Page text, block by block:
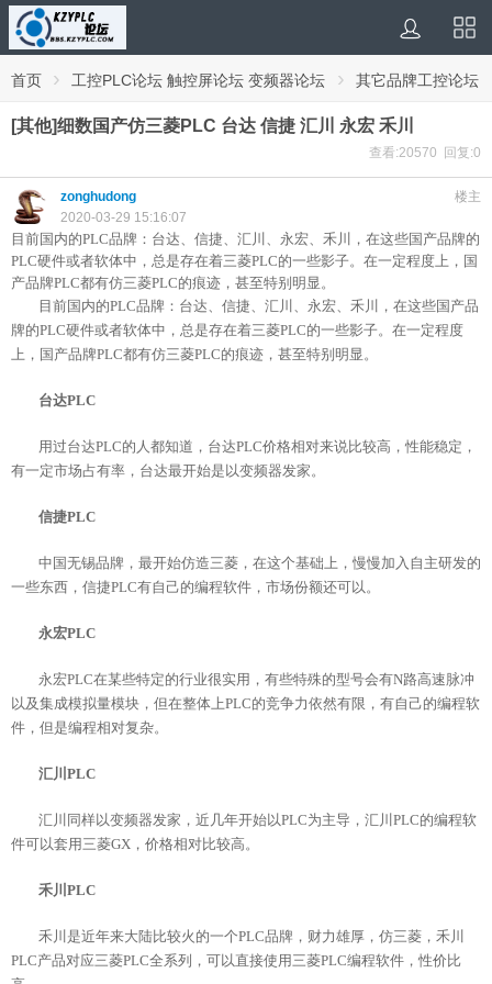
首页 › 工控PLC论坛 触控屏论坛 变频器论坛 › 其它品牌工控论坛
[其他]细数国产仿三菱PLC 台达 信捷 汇川 永宏 禾川
查看:20570 回复:0
楼主
zonghudong
2020-03-29 15:16:07
目前国内的PLC品牌：台达、信捷、汇川、永宏、禾川，在这些国产品牌的
PLC硬件或者软体中，总是存在着三菱PLC的一些影子。在一定程度上，国
产品牌PLC都有仿三菱PLC的痕迹，甚至特别明显。
目前国内的PLC品牌：台达、信捷、汇川、永宏、禾川，在这些国产品
牌的PLC硬件或者软体中，总是存在着三菱PLC的一些影子。在一定程度
上，国产品牌PLC都有仿三菱PLC的痕迹，甚至特别明显。
台达PLC
用过台达PLC的人都知道，台达PLC价格相对来说比较高，性能稳定，
有一定市场占有率，台达最开始是以变频器发家。
信捷PLC
中国无锡品牌，最开始仿造三菱，在这个基础上，慢慢加入自主研发的
一些东西，信捷PLC有自己的编程软件，市场份额还可以。
永宏PLC
永宏PLC在某些特定的行业很实用，有些特殊的型号会有N路高速脉冲
以及集成模拟量模块，但在整体上PLC的竞争力依然有限，有自己的编程软
件，但是编程相对复杂。
汇川PLC
汇川同样以变频器发家，近几年开始以PLC为主导，汇川PLC的编程软
件可以套用三菱GX，价格相对比较高。
禾川PLC
禾川是近年来大陆比较火的一个PLC品牌，财力雄厚，仿三菱，禾川
PLC产品对应三菱PLC全系列，可以直接使用三菱PLC编程软件，性价比